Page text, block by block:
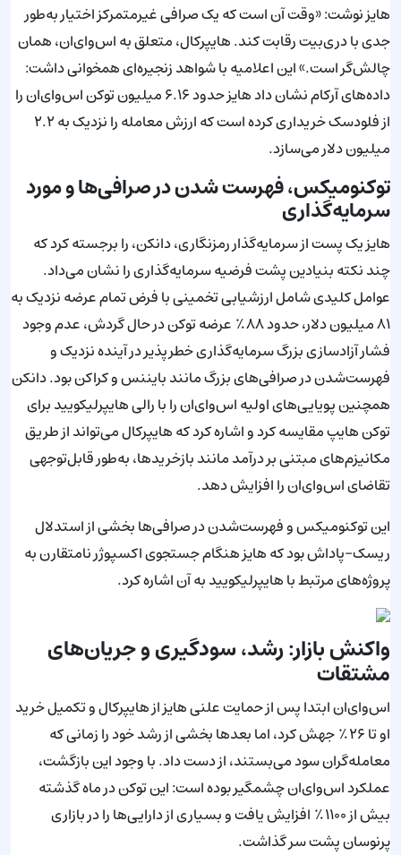
هایز نوشت: «وقت آن است که یک صرافی غیرمتمرکز اختیار به‌طور
جدی با دری‌بیت رقابت کند. هایپرکال، متعلق به اس‌وای‌ان، همان
چالش‌گر است.» این اعلامیه با شواهد زنجیره‌ای همخوانی داشت:
داده‌های آرکام نشان داد هایز حدود ۶.۱۶ میلیون توکن اس‌وای‌ان را
از فلودسک خریداری کرده است که ارزش معامله را نزدیک به ۲.۲
میلیون دلار می‌سازد.
توکنومیکس، فهرست شدن در صرافی‌ها و مورد
سرمایه‌گذاری
هایز یک پست از سرمایه‌گذار رمزنگاری، دانکن، را برجسته کرد که
چند نکته بنیادین پشت فرضیه سرمایه‌گذاری را نشان می‌داد.
عوامل کلیدی شامل ارزشیابی تخمینی با فرض تمام عرضه نزدیک به
۸۱ میلیون دلار، حدود ۸۸٪ عرضه توکن در حال گردش، عدم وجود
فشار آزادسازی بزرگ سرمایه‌گذاری خطرپذیر در آینده نزدیک و
فهرست‌شدن در صرافی‌های بزرگ مانند بایننس و کراکن بود. دانکن
همچنین پویایی‌های اولیه اس‌وای‌ان را با رالی هایپرلیکویید برای
توکن هایپ مقایسه کرد و اشاره کرد که هایپرکال می‌تواند از طریق
مکانیزم‌های مبتنی بر درآمد مانند بازخریدها، به‌طور قابل‌توجهی
تقاضای اس‌وای‌ان را افزایش دهد.
این توکنومیکس و فهرست‌شدن در صرافی‌ها بخشی از استدلال
ریسک-پاداش بود که هایز هنگام جستجوی اکسپوژر نامتقارن به
پروژه‌های مرتبط با هایپرلیکویید به آن اشاره کرد.
واکنش بازار: رشد، سودگیری و جریان‌های
مشتقات
اس‌وای‌ان ابتدا پس از حمایت علنی هایز از هایپرکال و تکمیل خرید
او تا ۲۶٪ جهش کرد، اما بعدها بخشی از رشد خود را زمانی که
معامله‌گران سود می‌بستند، از دست داد. با وجود این بازگشت،
عملکرد اس‌وای‌ان چشمگیر بوده است: این توکن در ماه گذشته
بیش از ۱۱۰۰٪ افزایش یافت و بسیاری از دارایی‌ها را در بازاری
پرنوسان پشت سر گذاشت.